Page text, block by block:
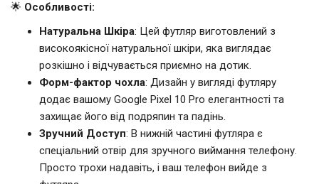
🌟 Особливості:
Натуральна Шкіра: Цей футляр виготовлений з
високоякісної натуральної шкіри, яка виглядає
розкішно і відчувається приємно на дотик.
Форм-фактор чохла: Дизайн у вигляді футляру
додає вашому Google Pixel 10 Pro елегантності та
захищає його від подряпин та падінь.
Зручний Доступ: В нижній частині футляра є
спеціальний отвір для зручного виймання телефону.
Просто трохи надавіть, і ваш телефон вийде з